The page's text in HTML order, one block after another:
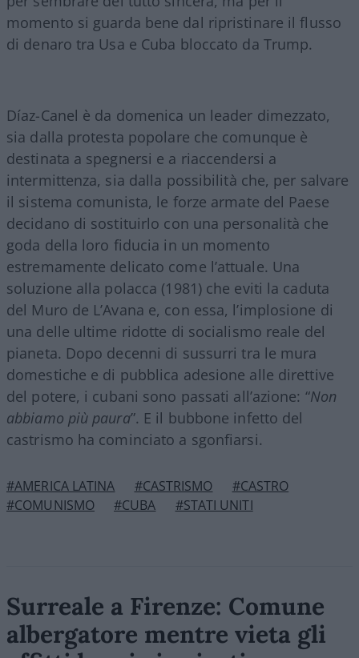
momento si guarda bene dal ripristinare il flusso
di denaro tra Usa e Cuba bloccato da Trump.
Díaz-Canel è da domenica un leader dimezzato,
sia dalla protesta popolare che comunque è
destinata a spegnersi e a riaccendersi a
intermittenza, sia dalla possibilità che, per salvare
il sistema comunista, le forze armate del Paese
decidano di sostituirlo con una personalità che
goda della loro fiducia in un momento
estremamente delicato come l’attuale. Una
soluzione alla polacca (1981) che eviti la caduta
del Muro de L’Avana e, con essa, l’implosione di
una delle ultime ridotte di socialismo reale del
pianeta. Dopo decenni di sussurri tra le mura
domestiche e di pubblica adesione alle direttive
del potere, i cubani sono passati all’azione: “Non
abbiamo più paura”. E il bubbone infetto del
castrismo ha cominciato a sgonfiarsi.
#AMERICA LATINA #CASTRISMO
#CASTRO
#COMUNISMO
#CUBA #STATI UNITI
Surreale a Firenze: Comune
albergatore mentre vieta gli